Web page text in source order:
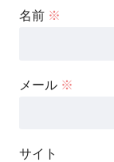
名前 ※
メール ※
サイト